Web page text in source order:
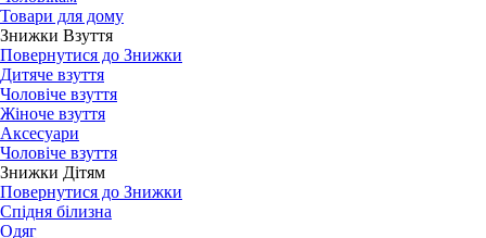
Товари для дому
Знижки Взуття
Повернутися до Знижки
Дитяче взуття
Чоловіче взуття
Жіноче взуття
Аксесуари
Чоловіче взуття
Знижки Дітям
Повернутися до Знижки
Спідня білизна
Одяг